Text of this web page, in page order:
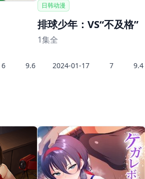
6 9.6
日韩动漫
排球少年：VS“不及格”
1集全
2024-01-17 7 9.4